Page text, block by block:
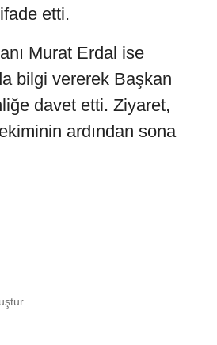
etti.
Murat Erdal ise
bilgi vererek Başkan
davet etti. Ziyaret,
ardından sona